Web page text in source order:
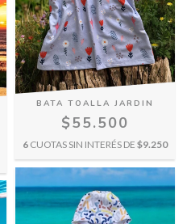
BATA TOALLA JARDIN
$55.500
6 CUOTAS SIN INTERÉS DE $9.250